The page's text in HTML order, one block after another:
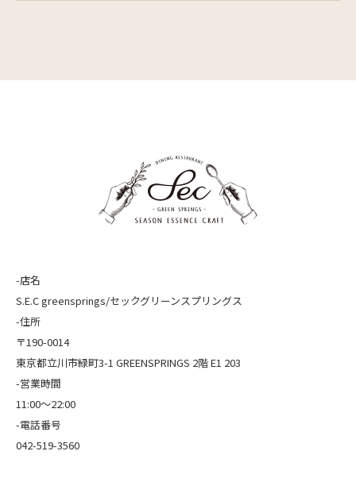
-店名
S.E.C greensprings/セックグリーンスプリングス
-住所
〒190-0014
東京都立川市緑町3-1 GREENSPRINGS 2階 E1 203
-営業時間
11:00〜22:00
-電話番号
042-519-3560